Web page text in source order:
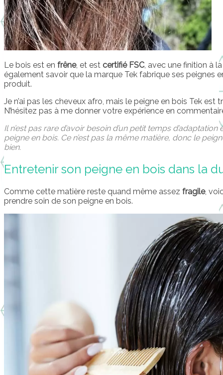
Le bois est en frêne, et est certifié FSC, avec une finition à
également savoir que la marque Tek fabrique ses peignes
produit.
Je n’ai pas les cheveux afro, mais le peigne en bois Tek
N’hésitez pas à me donner votre expérience en
Il n’est pas rare d’avoir besoin d’un petit temps
peigne en bois. Ce n’est pas la même matière, donc le
bien.
Entretenir son peigne en bois dans la
Comme cette matière reste quand même assez fragile,
prendre soin de son peigne en bois.